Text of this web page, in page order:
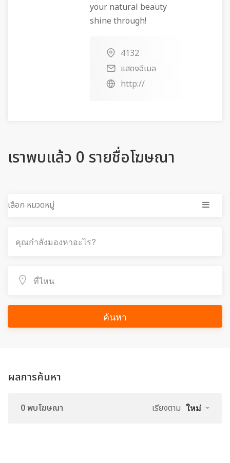
your natural beauty
shine through!
4132
แสดงอีเมล
http://
เราพบแล้ว 0 รายชื่อโฆษณา
เลือก หมวดหมู่
ค้นหา
ผลการค้นหา
0 พบโฆษณา เรียงตาม ใหม่